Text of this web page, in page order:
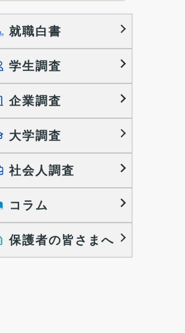
就職白書
学生調査
就職プロセス調査
働きたい組織の特徴
大学生の地域間移動レポート
就職活動に関するレポート
企業調査
採用に関する調査
大学調査
社会人調査
就職活動と入社後の就業
コラム
インタビュー記事
保護者の皆さまへ